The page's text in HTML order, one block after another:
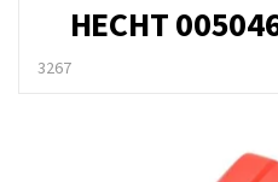
HECHT
3267